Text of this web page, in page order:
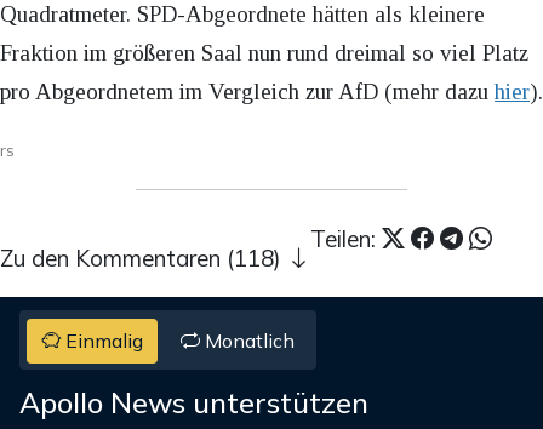
Quadratmeter. SPD-Abgeordnete hätten als kleinere
Fraktion im größeren Saal nun rund dreimal so viel Platz
pro Abgeordnetem im Vergleich zur AfD (mehr dazuhier).
rs
Teilen:
Zu den Kommentaren (118)
Einmalig Monatlich
Apollo News unterstützen